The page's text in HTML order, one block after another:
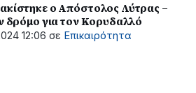
ο Απόστολος Λύτρας –
δρόμο για τον Κορυδαλλό
12:06 σε Επικαιρότητα